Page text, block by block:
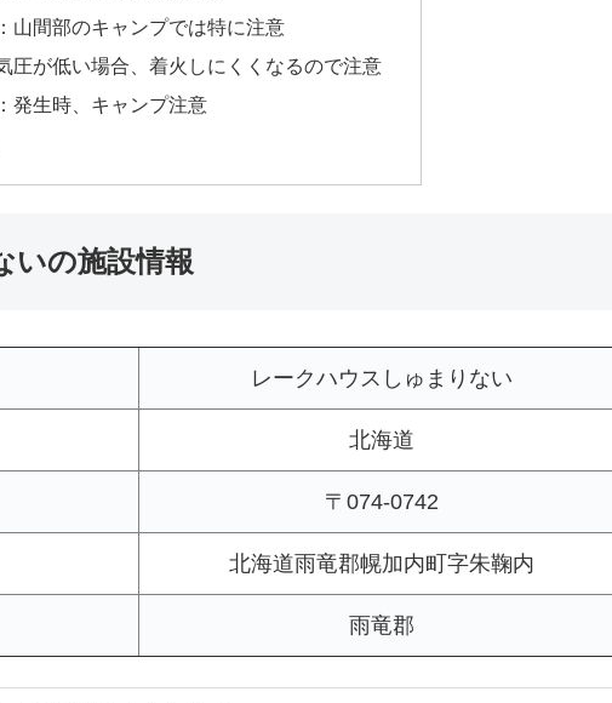
山間部のキャンプでは特に注意
圧が低い場合、着火しにくくなるので注意
発生時、キャンプ注意
いの施設情報
レークハウスしゅまりない
北海道
〒074-0742
北海道雨竜郡幌加内町字朱鞠内
雨竜郡